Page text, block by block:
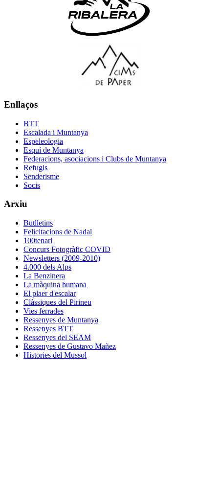
Enllaços
BTT
Escalada i Muntanya
Espeleologia
Esquí de Muntanya
Federacions, asociacions i Clubs de Muntanya
Refugis
Senderisme
Socis
Arxiu
Butlletins
Felicitacions de Nadal
100tenari
Concurs Fotogràfic COVID
Newsletters (2009-2010)
4.000 dels Alps
La Benzinera
La màquina humana
El plaer d'escalar
Clàssiques del Pirineu
Vies ferrades
Ressenyes de Muntanya
Ressenyes BTT
Ressenyes del SEAM
Ressenyes de Gustavo Mañez
Histories del Mussol